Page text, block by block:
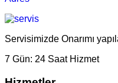
Servisimizde Onarımı
7 Gün: 24 Saat Hizmet